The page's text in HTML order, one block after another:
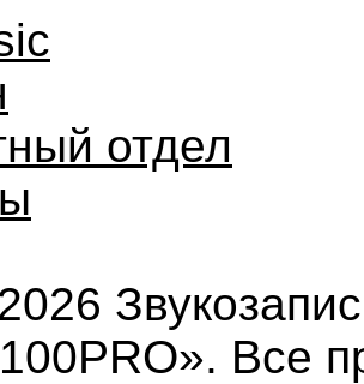
отдел
Все